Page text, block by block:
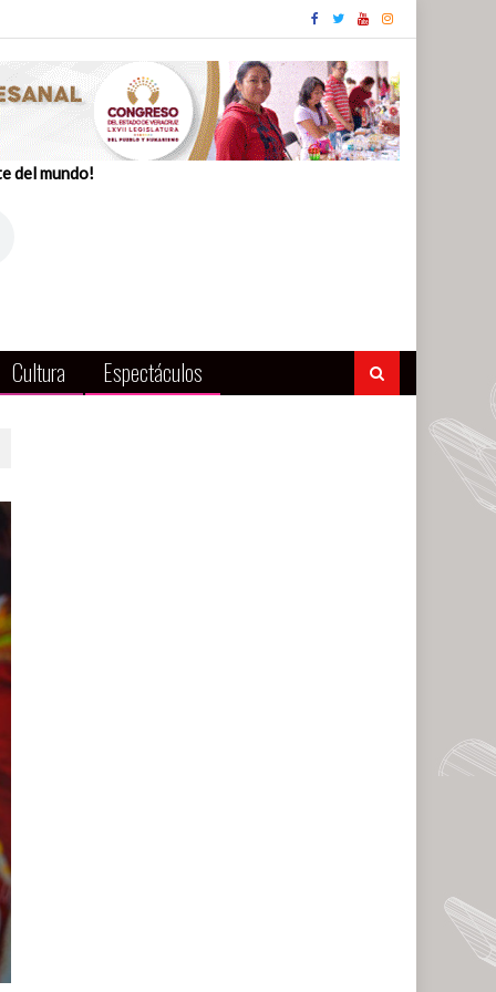
del mundo!
Cultura Espectáculos